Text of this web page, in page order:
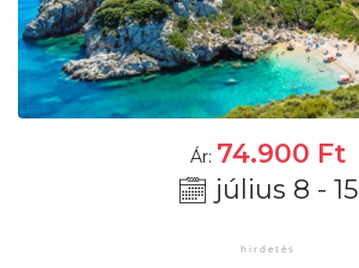
Ár: 74.900 Ft
július 8 - 15